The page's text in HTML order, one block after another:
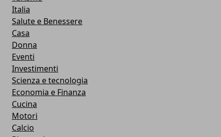
Italia
Salute e Benessere
Casa
Donna
Eventi
Investimenti
Scienza e tecnologia
Economia e Finanza
Cucina
Motori
Calcio